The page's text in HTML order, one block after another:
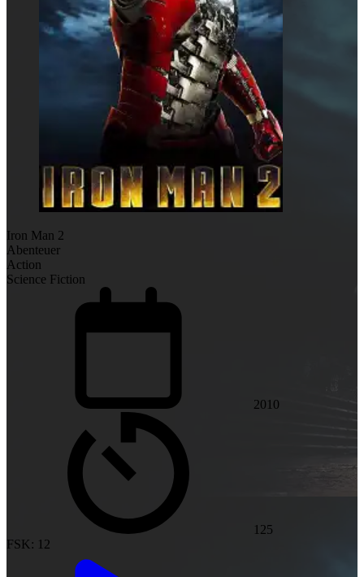
Iron Man 2
Abenteuer
Action
Science Fiction
2010
125
FSK: 12